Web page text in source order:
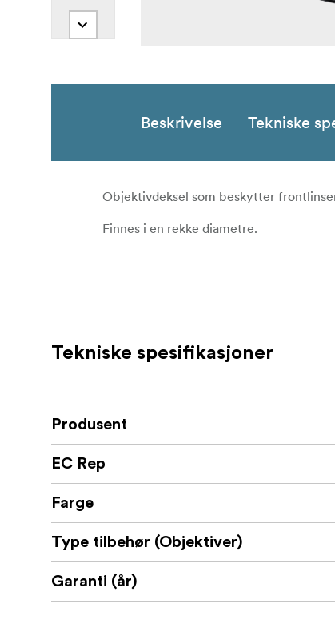
Beskrivelse Tekniske
Objektivdeksel som beskytter
Finnes i en rekke diametre.
Tekniske spesifikasjoner
Produsent
EC Rep
Farge
Type tilbehør (Objektiver)
Garanti (år)